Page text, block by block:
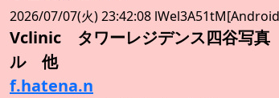
2026/07/07(火) 23:42:08
Vclinic タワーレジデンス四谷写真
ル 他
f.hatena.n